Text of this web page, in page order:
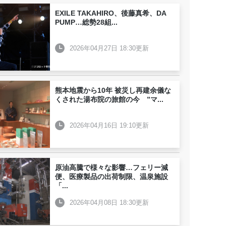
EXILE TAKAHIRO、後藤真希、DA
PUMP…総勢28組 ...
2026年04月27日 18:30更新
熊本地震から10年 被災し再建余儀な
くされた湯布院の旅館の今 ”マ...
2026年04月16日 19:10更新
原油高騰で様々な影響…フェリー減
便、医療製品の出荷制限、温泉施設
「...
2026年04月08日 18:30更新